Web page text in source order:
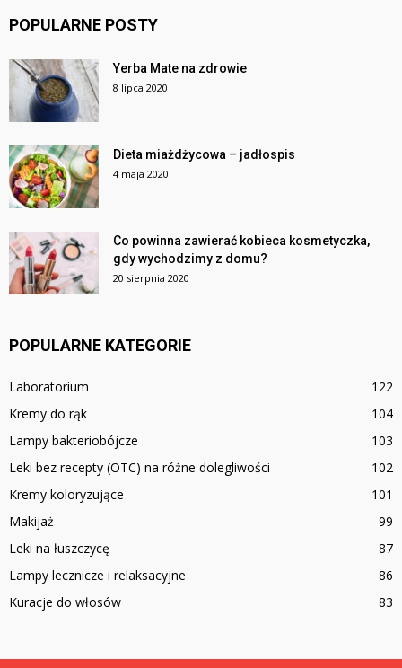
POPULARNE POSTY
Yerba Mate na zdrowie
8 lipca 2020
Dieta miażdżycowa – jadłospis
4 maja 2020
Co powinna zawierać kobieca kosmetyczka,
gdy wychodzimy z domu?
20 sierpnia 2020
POPULARNE KATEGORIE
Laboratorium
122
Kremy do rąk
104
Lampy bakteriobójcze
103
Leki bez recepty (OTC) na różne dolegliwości
102
Kremy koloryzujące
101
Makijaż
99
Leki na łuszczycę
87
Lampy lecznicze i relaksacyjne
86
Kuracje do włosów
83